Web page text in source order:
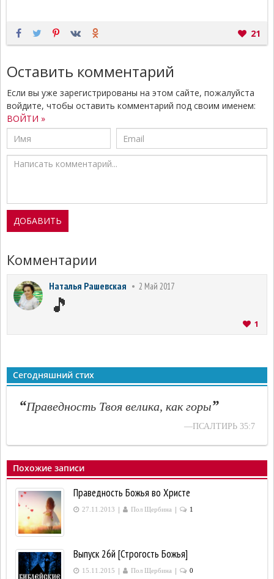
21
Оставить комментарий
Если вы уже зарегистрированы на этом сайте, пожалуйста
войдите, чтобы оставить комментарий под своим именем:
ВОЙТИ »
Комментарии
Наталья Рашевская 2 Май 2017
🎵
1
Сегодняшний стих
“Праведность Твоя велика, как горы”
—ПСАЛТИРЬ 35:7
Похожие записи
Праведность Божья во Христе
27.11.2013 | Пол Щербина | 1
Выпуск 26й [Строгость Божья]
15.11.2015 | Пол Щербина | 0